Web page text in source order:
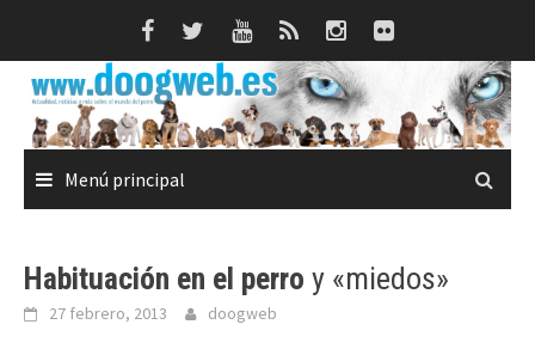
Menú principal
Habituación en el perro y «miedos»
27 febrero, 2013 doogweb